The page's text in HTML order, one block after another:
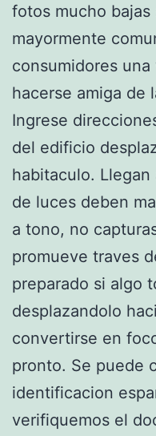
fotos mucho bajas
mayormente
consumidores
hacerse amiga de
Ingrese
del edificio
habitaculo.
de luces deben
a tono, no
promueve traves
preparado si algo
desplazandolo
convertirse en
pronto. Se puede
identificacion
verifiquemos el